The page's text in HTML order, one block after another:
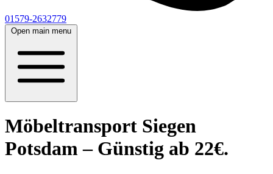
01579-2632779
Open main menu
Möbeltransport Siegen
Potsdam – Günstig ab 22€.